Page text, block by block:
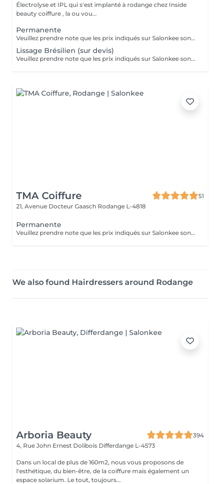
Électrolyse et IPL qui s'est implanté à rodange chez Inside
beauty coiffure , la ou vou...
Permanente
Veuillez prendre note que les prix indiqués sur Salonkee sont communiqués à titre informatif et s'entendent de base. Ces derniers sont susceptibles de varier selon le diagnostic réalisé à votre arrivée au salon et l'expertise du professionnel à qui vous confiez votre beauté. Dans tous les cas, un devis précis vous sera proposé et toutes réalisations de prestations seront effectuées avec votre accord. Un grand merci d'avance pour votre compréhension. Au plaisir de vous recevoir très vite.
Lissage Brésilien (sur devis)
Veuillez prendre note que les prix indiqués sur Salonkee sont communiqués à titre informatif et s'entendent de base. Ces derniers sont susceptibles de varier selon le diagnostic réalisé à votre arrivée au salon et l'expertise du professionnel à qui vous confiez votre beauté. Dans tous les cas, un devis précis vous sera proposé et toutes réalisations de prestations seront effectuées avec votre accord. Un grand merci d'avance pour votre compréhension. Au plaisir de vous recevoir très vite.
TMA Coiffure
51
21, Avenue Docteur Gaasch Rodange L-4818
Permanente
Veuillez prendre note que les prix indiqués sur Salonkee sont communiqués à titre informatif et s'entendent de base. Ces derniers sont susceptibles de varier selon le diagnostic réalisé à votre arrivée au salon et l'expertise du professionnel à qui vous confiez votre beauté. Dans tous les cas, un devis précis vous sera proposé et toutes réalisations de prestations seront effectuées avec votre accord. Un grand merci d'avance pour votre compréhension. Au plaisir de vous revoir très vite.
We also found Hairdressers around Rodange
Arboria Beauty
394
4, Rue John Ernest Dolibois Differdange L-4573
Dans un local de plus de 160m2, nous vous proposons de
l'esthétique, du bien-être, de la coiffure mais également un
espace solarium. Le tout, toujours...